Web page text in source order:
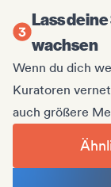
Lass
wachsen
Wenn du dich
Kuratoren
auch größere